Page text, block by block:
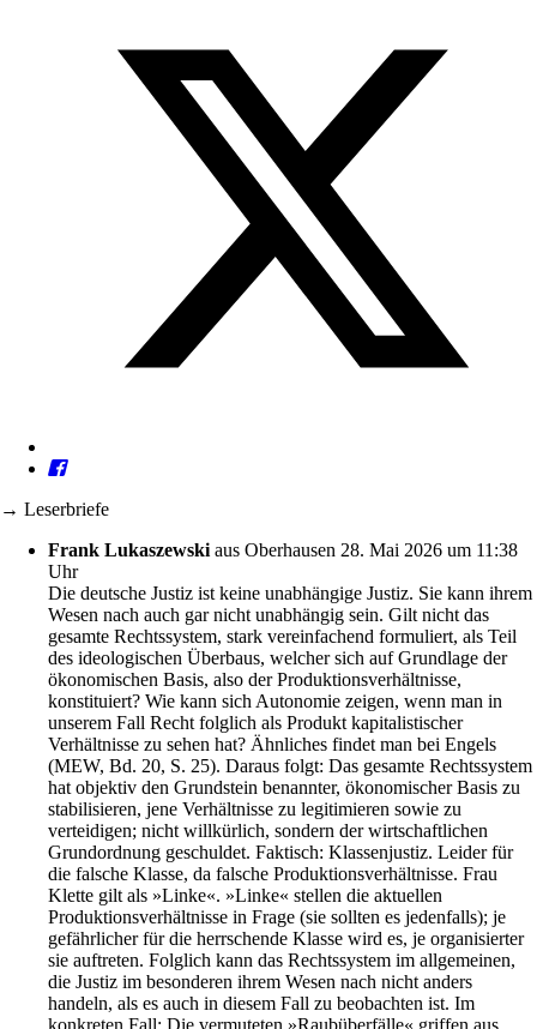
→ Leserbriefe
Frank Lukaszewski aus Oberhausen 28. Mai 2026 um 11:38
Uhr
Die deutsche Justiz ist keine unabhängige Justiz. Sie kann ihrem
Wesen nach auch gar nicht unabhängig sein. Gilt nicht das
gesamte Rechtssystem, stark vereinfachend formuliert, als Teil
des ideologischen Überbaus, welcher sich auf Grundlage der
ökonomischen Basis, also der Produktionsverhältnisse,
konstituiert? Wie kann sich Autonomie zeigen, wenn man in
unserem Fall Recht folglich als Produkt kapitalistischer
Verhältnisse zu sehen hat? Ähnliches findet man bei Engels
(MEW, Bd. 20, S. 25). Daraus folgt: Das gesamte Rechtssystem
hat objektiv den Grundstein benannter, ökonomischer Basis zu
stabilisieren, jene Verhältnisse zu legitimieren sowie zu
verteidigen; nicht willkürlich, sondern der wirtschaftlichen
Grundordnung geschuldet. Faktisch: Klassenjustiz. Leider für
die falsche Klasse, da falsche Produktionsverhältnisse. Frau
Klette gilt als »Linke«. »Linke« stellen die aktuellen
Produktionsverhältnisse in Frage (sie sollten es jedenfalls); je
gefährlicher für die herrschende Klasse wird es, je organisierter
sie auftreten. Folglich kann das Rechtssystem im allgemeinen,
die Justiz im besonderen ihrem Wesen nach nicht anders
handeln, als es auch in diesem Fall zu beobachten ist. Im
konkreten Fall: Die vermuteten »Raubüberfälle« griffen aus